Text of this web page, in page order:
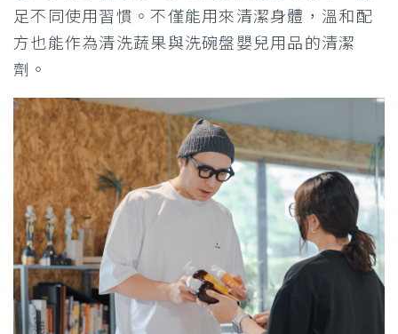
足不同使用習慣。不僅能用來清潔身體，溫和配
方也能作為清洗蔬果與洗碗盤嬰兒用品的清潔
劑。